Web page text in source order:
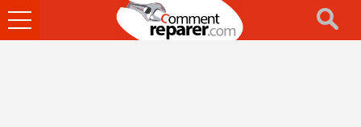
Ouvrir
le